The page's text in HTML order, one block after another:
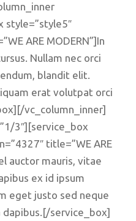
style=”style5″
ARE MODERN”]In
Nullam nec orci
blandit elit.
erat volutpat orci
vc_column_inner]
3″][service_box
title=”WE ARE
auctor mauris, vitae
ex id ipsum
eget justo sed neque
service_box]